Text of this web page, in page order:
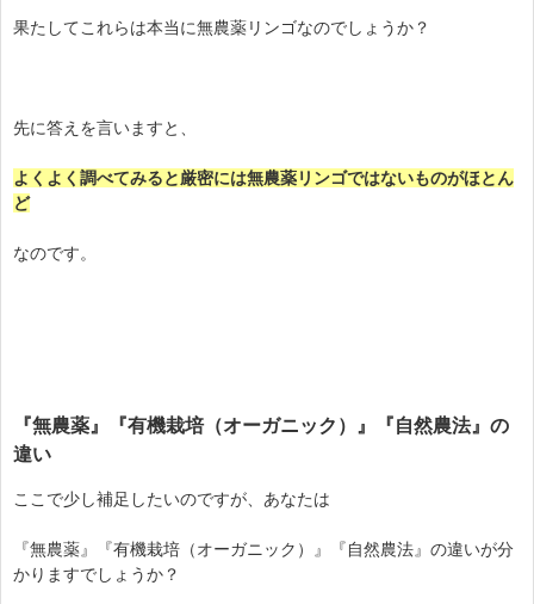
果たしてこれらは本当に無農薬リンゴなのでしょうか？
先に答えを言いますと、
よくよく調べてみると厳密には無農薬リンゴではないものがほとん
ど
なのです。
『無農薬』『有機栽培（オーガニック）』『自然農法』の
違い
ここで少し補足したいのですが、あなたは
『無農薬』『有機栽培（オーガニック）』『自然農法』の違いが分
かりますでしょうか？